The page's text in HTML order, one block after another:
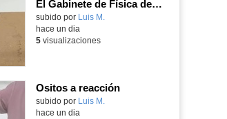
El Gabinete de Física del IES Enrique Tierno Galván de Parla (Curso 25-26)
Contenido educativo.
subido por Luis M.
hace un dia
5visualizaciones
Ositos a reacción
Contenido educativo.
subido por Luis M.
hace un dia